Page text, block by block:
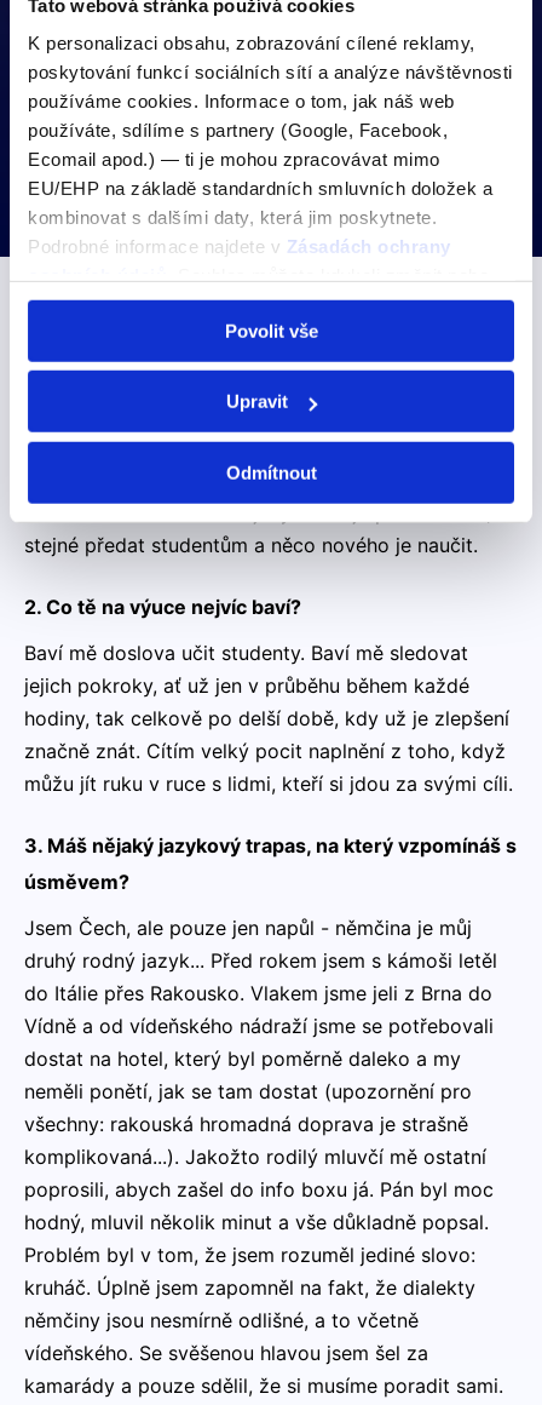
Tato webová stránka používá cookies
K personalizaci obsahu, zobrazování cílené reklamy,
poskytování funkcí sociálních sítí a analýze návštěvnosti
používáme cookies. Informace o tom, jak náš web
používáte, sdílíme s partnery (Google, Facebook,
Ecomail apod.) — ti je mohou zpracovávat mimo
EU/EHP na základě standardních smluvních doložek a
kombinovat s dalšími daty, která jim poskytnete.
Podrobné informace najdete v Zásadách ochrany
odvolat v nastavení cookies, případně se obrátit na
Povolit vše
Upravit
Odmítnout
Dominik Hůček
Lektor/ka angličtiny a němčiny
S němčinou jsem vyrůstal
1. Proč vlastně učíš, co tě k tomu přivedlo?
Nejprve jsem chtěl učit, protože jsem si říkal, že je
pro mě práce ušitá na míru. Jsem extrovertní, rád
poznávám nové lidi, a zároveň se považuji za
klidného člověka, který rád pomáhá ostatním.
stejné předat studentům a něco nového je naučit.
2. Co tě na výuce nejvíc baví?
Baví mě doslova učit studenty. Baví mě sledovat
jejich pokroky, ať už jen v průběhu během každé
hodiny, tak celkově po delší době, kdy už je zlepšení
značně znát. Cítím velký pocit naplnění z toho, když
můžu jít ruku v ruce s lidmi, kteří si jdou za svými cíli.
3. Máš nějaký jazykový trapas, na který vzpomínáš s
úsměvem?
Jsem Čech, ale pouze jen napůl - němčina je můj
druhý rodný jazyk... Před rokem jsem s kámoši letěl
do Itálie přes Rakousko. Vlakem jsme jeli z Brna do
Vídně a od vídeňského nádraží jsme se potřebovali
dostat na hotel, který byl poměrně daleko a my
neměli ponětí, jak se tam dostat (upozornění pro
všechny: rakouská hromadná doprava je strašně
komplikovaná...). Jakožto rodilý mluvčí mě ostatní
poprosili, abych zašel do info boxu já. Pán byl moc
hodný, mluvil několik minut a vše důkladně popsal.
Problém byl v tom, že jsem rozuměl jediné slovo:
kruháč. Úplně jsem zapomněl na fakt, že dialekty
němčiny jsou nesmírně odlišné, a to včetně
vídeňského. Se svěšenou hlavou jsem šel za
kamarády a pouze sdělil, že si musíme poradit sami.